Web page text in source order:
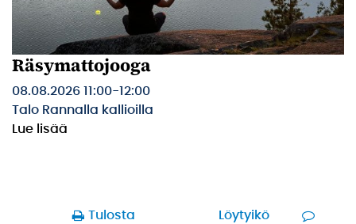
Räsymattojooga
08.08.2026 11:00-12:00
Talo Rannalla kallioilla
Lue lisää
Tulosta
Löytyikö